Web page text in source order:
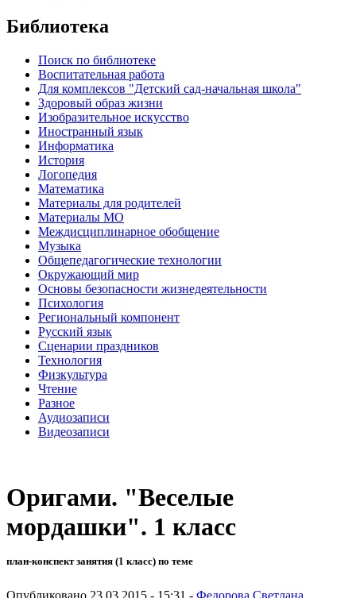
Библиотека
Поиск по библиотеке
Воспитательная работа
Для комплексов "Детский сад-начальная школа"
Здоровый образ жизни
Изобразительное искусство
Иностранный язык
Информатика
История
Логопедия
Математика
Материалы для родителей
Материалы МО
Междисциплинарное обобщение
Музыка
Общепедагогические технологии
Окружающий мир
Основы безопасности жизнедеятельности
Психология
Региональный компонент
Русский язык
Сценарии праздников
Технология
Физкультура
Чтение
Разное
Аудиозаписи
Видеозаписи
Оригами. "Веселые
мордашки". 1 класс
план-конспект занятия (1 класс) по теме
Опубликовано 23.03.2015 - 15:31 - Федорова Светлана